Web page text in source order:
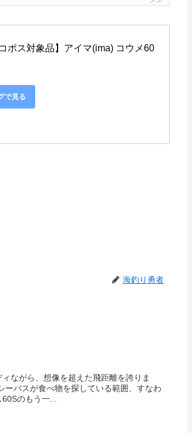
ポス対象品】アイマ(ima) コウメ60
で見る
海釣り勇者
ながら、想像を超えた飛距離を誇りま
バスが食べ物を探している範囲、すなわ
のもう一...